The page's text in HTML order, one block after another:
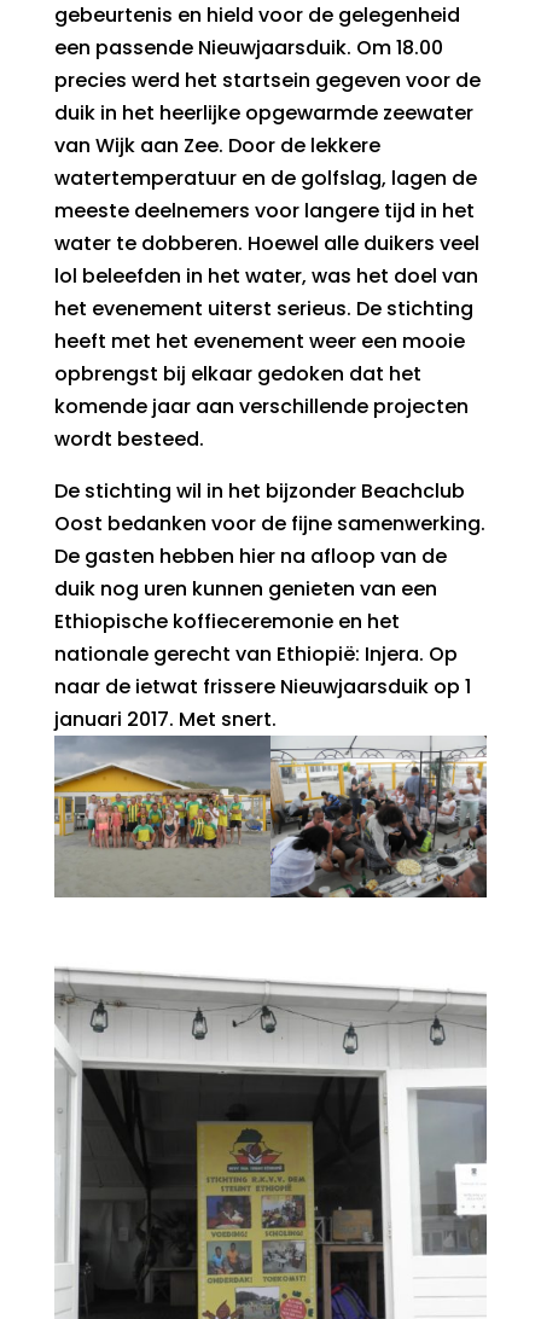
gebeurtenis en hield voor de gelegenheid
een passende Nieuwjaarsduik. Om 18.00
precies werd het startsein gegeven voor de
duik in het heerlijke opgewarmde zeewater
van Wijk aan Zee. Door de lekkere
watertemperatuur en de golfslag, lagen de
meeste deelnemers voor langere tijd in het
water te dobberen. Hoewel alle duikers veel
lol beleefden in het water, was het doel van
het evenement uiterst serieus. De stichting
heeft met het evenement weer een mooie
opbrengst bij elkaar gedoken dat het
komende jaar aan verschillende projecten
wordt besteed.
De stichting wil in het bijzonder Beachclub
Oost bedanken voor de fijne samenwerking.
De gasten hebben hier na afloop van de
duik nog uren kunnen genieten van een
Ethiopische koffieceremonie en het
nationale gerecht van Ethiopië: Injera. Op
naar de ietwat frissere Nieuwjaarsduik op 1
januari 2017. Met snert.